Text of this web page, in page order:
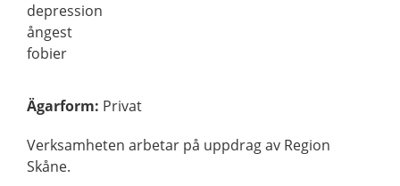
depression
ångest
fobier
Ägarform: Privat
Verksamheten arbetar på uppdrag av Region
Skåne.